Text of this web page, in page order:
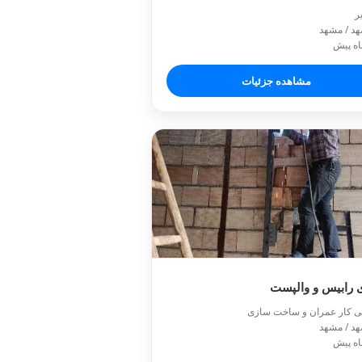
/ مشهد
مشاهده جزئیات
رابیس و والپست
کار عمران و ساخت سازی
/ مشهد